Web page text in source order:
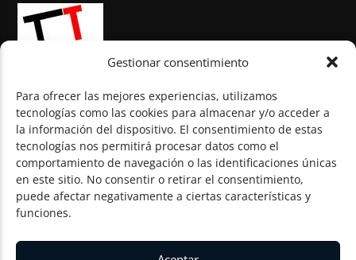
Gestionar consentimiento
Para ofrecer las mejores experiencias, utilizamos
tecnologías como las cookies para almacenar y/o acceder a
la información del dispositivo. El consentimiento de estas
tecnologías nos permitirá procesar datos como el
comportamiento de navegación o las identificaciones únicas
en este sitio. No consentir o retirar el consentimiento,
puede afectar negativamente a ciertas características y
funciones.
© Todos los derechos reservados